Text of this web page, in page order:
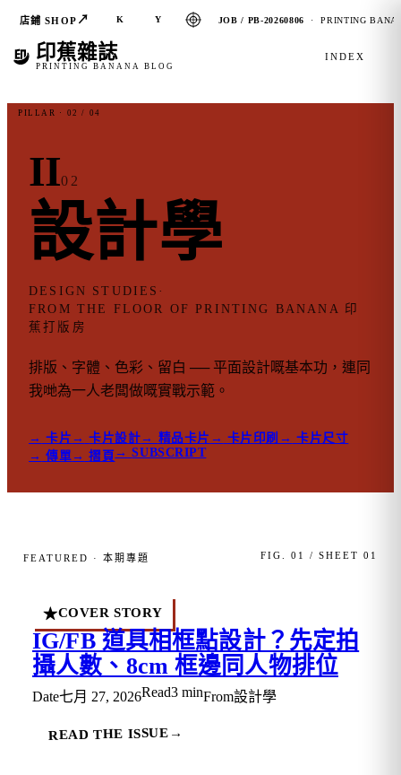
店鋪 SHOP ↗ K Y JOB / PB-20260806 · PRINTING
印蕉雜誌
PRINTING BANANA BLOG
INDEX
PILLAR · 02 / 04
II02
設計學
DESIGN STUDIES ·
FROM THE FLOOR OF PRINTING BANANA 印
蕉打版房
排版、字體、色彩、留白 ── 平面設計嘅基本功，連同
我哋為一人老闆做嘅實戰示範。
→ 卡片 → 卡片設計→ 精品卡片 → 卡片印刷 → 卡片尺寸
→ 傳單→ 摺頁→ SUBSCRIPT
FEATURED · 本期專題 FIG. 01 / SHEET 01
★COVER STORY
IG/FB 道具相框點設計？先定拍
攝人數、8cm 框邊同人物排位
Date七月 27, 2026Read3 minFrom設計學
READ THE ISSUE →